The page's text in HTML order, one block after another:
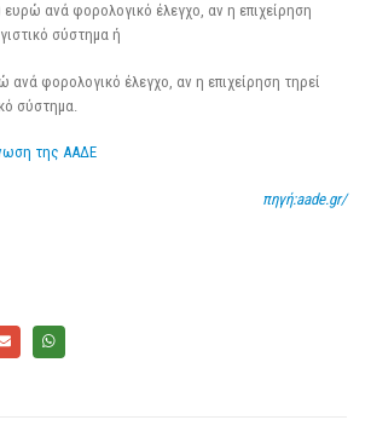
ευρώ ανά φορολογικό έλεγχο, αν η επιχείρηση
σύστημα ή
ανά φορολογικό έλεγχο, αν η επιχείρηση τηρεί
σύστημα.
της ΑΑΔΕ
πηγή:aade.gr/